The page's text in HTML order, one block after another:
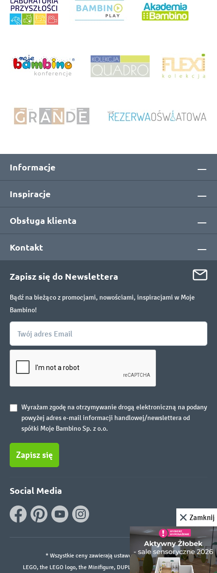
Informacje
Inspiracje
Obsługa klienta
Kontakt
Zapisz się do Newslettera
Bądź na bieżąco z promocjami, nowościami, inspiracjami w Moje
Bambino!
Wyrażam zgodę na otrzymywanie drogą elektroniczną na podany
powyżej adres e-mail informacji handlowej/newslettera od
spółki Moje Bambino Sp. z o.o.
Zapisz się
Social Media
* Wszystkie ceny zawierają ustawowy podatek VAT.
LEGO, the LEGO logo, the Minifigure, DUPLO, and the SPIKE logo are
Zamknij